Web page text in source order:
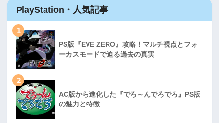
PlayStation・人気記事
1
PS版『EVE ZERO』攻略！マルチ視点とフォ
ーカスモードで迫る過去の真実
2
AC版から進化した『でろ～んでろでろ』PS版
の魅力と特徴